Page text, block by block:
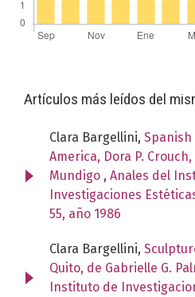
Artículos más leídos del
Clara Bargellini,
America, Dora P.
Mundigo , Anales del
Investigaciones
55, año 1986
Clara Bargellini,
Quito, de Gabrielle G.
Instituto de